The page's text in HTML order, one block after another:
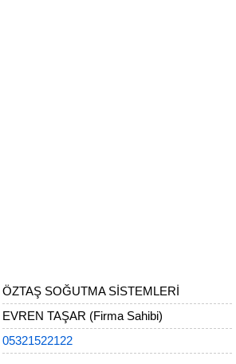
ÖZTAŞ SOĞUTMA SİSTEMLERİ
EVREN TAŞAR (Firma Sahibi)
05321522122